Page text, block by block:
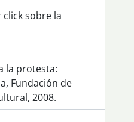
sobre la
la protesta:
Fundación de
2008.